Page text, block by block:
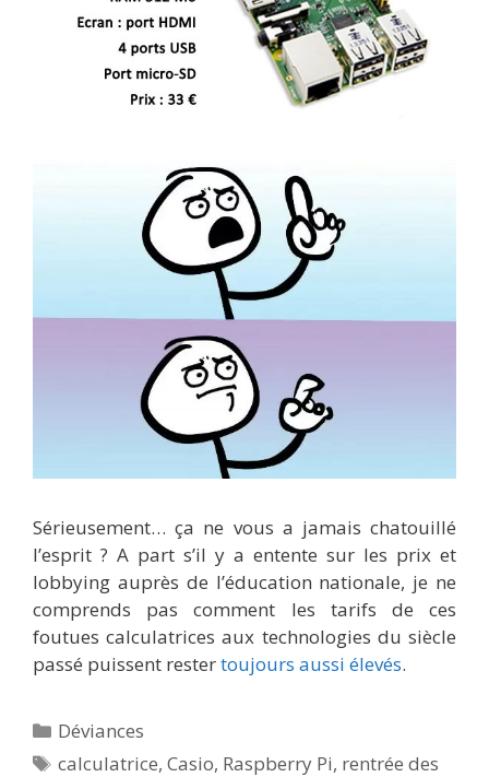
Sérieusement… ça ne vous a jamais chatouillé
l’esprit ? A part s’il y a entente sur les prix et
lobbying auprès de l’éducation nationale, je ne
comprends pas comment les tarifs de ces
foutues calculatrices aux technologies du siècle
passé puissent restertoujours aussi élevés.
Catégories
Déviances
Étiquettes
calculatrice,Casio, Raspberry Pi, rentrée des